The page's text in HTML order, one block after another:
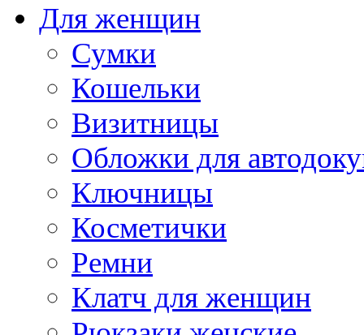
Для женщин
Сумки
Кошельки
Визитницы
Обложки для
Ключницы
Косметички
Ремни
Клатч для женщин